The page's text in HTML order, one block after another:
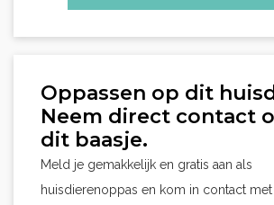
Oppassen op dit
Neem direct contact
dit baasje.
Meld je gemakkelijk en gratis aan als
huisdierenoppas en kom in contact met